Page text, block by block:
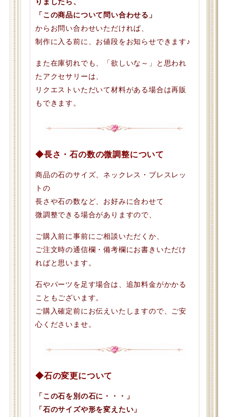
「この商品について問い合わせる」
からお問い合わせいただければ、
制作に入る前に、お値段をお知らせできます♪
また在庫切れでも、「欲しいな～」と思われ
たアクセサリーは、
リクエストいただいて材料がある場合は再販
もできます。
◆長さ・石の数の微調整について
商品の石のサイズ、ネックレス・ブレスレッ
トの
長さや石の数など、お好みに合わせて
微調整できる場合がありますので、
ご購入前に事前にご相談いただくか、
ご注文時の通信欄・備考欄にお書きいただけ
ればと思います。
石やパーツを足す場合は、追加料金がかかる
こともございます。
ご購入確定前にお伝えいたしますので、ご安
心くださいませ。
◆石の変更について
「この石を別の石に・・・」
「石のサイズや形を変えたい」